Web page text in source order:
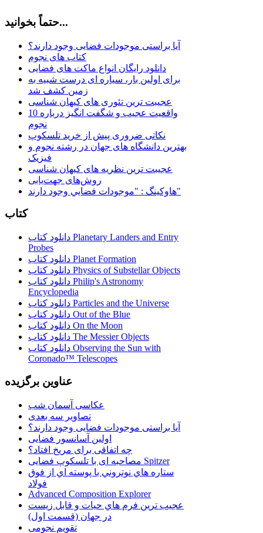
حتماً بخوانید...
آیا براستی موجودات فضایی وجود دارند؟
کتاب های نجوم
دانلود رایگان انواع ماکت های فضایی
برای اولین بار، سیاره ای درست شبیه به
زمین کشف شد
عجیبت ترین تئوری های کیهان شناسی
10 واقعیت عجیب و شگفت انگیز درباره
نجوم
نکاتی ضروری پیش از خرید تلسکوپ
بهترین دانشگاه های جهان در رشته نجوم و
فیزیک
عجیبت ترین نظریه های کیهان شناسی
روش‌های جهت‌یابی
هاوكينگ : "موجودات فضايي وجود دارند"
کتاب
دانلود کتاب Planetary Landers and Entry
Probes
دانلود کتاب Planet Formation
دانلود کتاب Physics of Substellar Objects
دانلود کتاب Philip's Astronomy
Encyclopedia
دانلود کتاب Particles and the Universe
دانلود کتاب Out of the Blue
دانلود کتاب On the Moon
دانلود کتاب The Messier Objects
دانلود کتاب Observing the Sun with
Coronado™ Telescopes
عناوین برگزیده
عکاسی آسمان شب
تصاویر سه بعدی
آیا براستی موجودات فضایی وجود دارند؟
اولین آسانسور فضایی
چه اتفاقی برای مریخ افتاد؟
مصاحبه ای با تلسکوپ فضایی Spitzer
ستاره هاي نوتروني با پوسته اي از فوق
فولاد
Advanced Composition Explorer
عجیب ترین فرم هاي حيات و قابل زيست
در جهان (قسمت اول)
تقویم نجومی